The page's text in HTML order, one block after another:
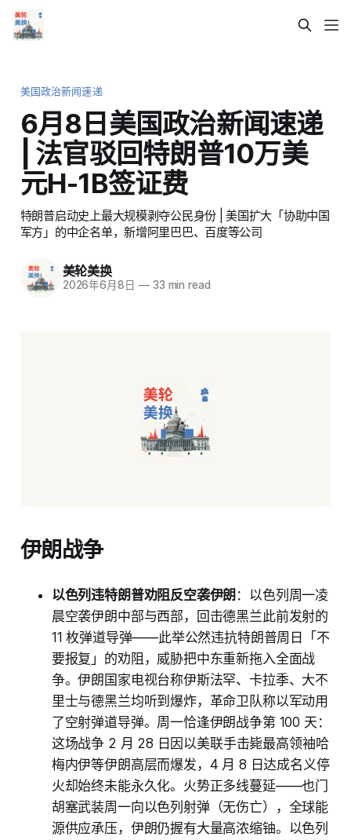
美国政治新闻速递
6月8日美国政治新闻速递
| 法官驳回特朗普10万美
元H-1B签证费
特朗普启动史上最大规模剥夺公民身份 | 美国扩大「协助中国
军方」的中企名单，新增阿里巴巴、百度等公司
美轮美换
2026年6月8日 —33 min read
伊朗战争
以色列违特朗普劝阻反空袭伊朗 ：以色列周一凌
晨空袭伊朗中部与西部，回击德黑兰此前发射的
11 枚弹道导弹——此举公然违抗特朗普周日「不
要报复」的劝阻，威胁把中东重新拖入全面战
争。伊朗国家电视台称伊斯法罕、卡拉季、大不
里士与德黑兰均听到爆炸，革命卫队称以军动用
了空射弹道导弹。周一恰逢伊朗战争第 100 天：
这场战争 2 月 28 日因以美联手击毙最高领袖哈
梅内伊等伊朗高层而爆发，4 月 8 日达成名义停
火却始终未能永久化。火势正多线蔓延——也门
胡塞武装周一向以色列射弹（无伤亡），全球能
源供应承压，伊朗仍握有大量高浓缩铀。以色列